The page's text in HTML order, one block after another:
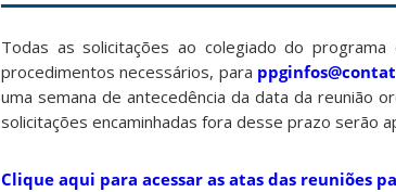
Todas as solicitações ao colegiado do
procedimentos necessários, para
uma semana de antecedência da data da reunião
solicitações encaminhadas fora desse prazo serão
Clique aqui para acessar as atas das reuniões